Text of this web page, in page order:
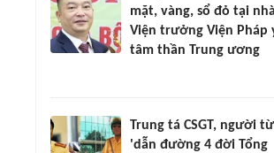
mặt, vàng, sổ đỏ tại
Viện trưởng Viện Pháp
tâm thần Trung ương
Trung tá CSGT, người
'dẫn đường 4 đời Tổng